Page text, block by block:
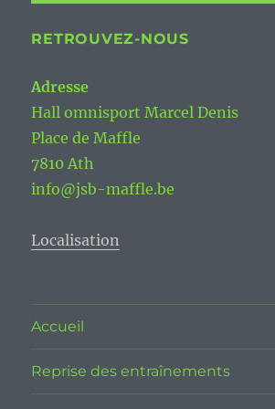
RETROUVEZ-NOUS
Adresse
Hall omnisport Marcel Denis
Place de Maffle
7810 Ath
info@jsb-maffle.be
Localisation
Accueil
Reprise des entraînements